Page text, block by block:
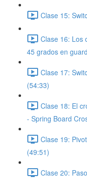
Clase 15:
Clase 16: Los
45 grados en
Clase 17:
(54:33)
Clase 18: El
- Spring Board
Clase 19:
(49:51)
Clase 20: